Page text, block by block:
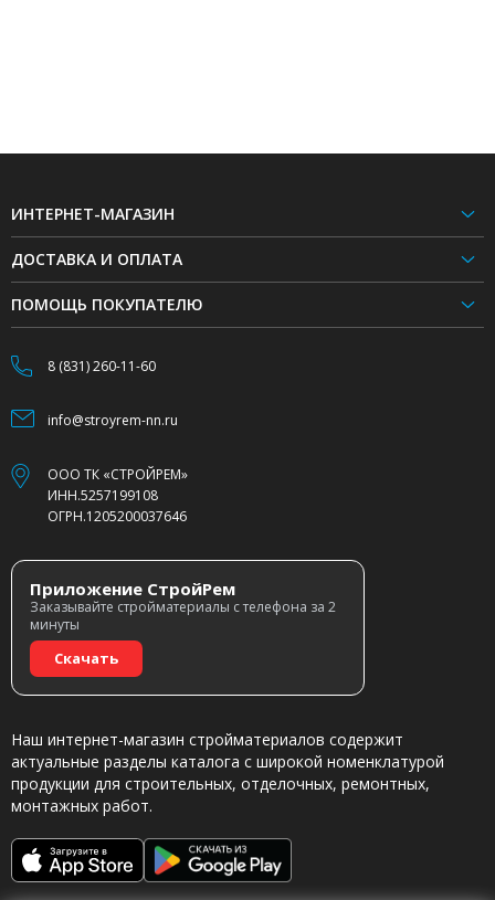
ИНТЕРНЕТ-МАГАЗИН
ДОСТАВКА И ОПЛАТА
ПОМОЩЬ ПОКУПАТЕЛЮ
8 (831) 260-11-60
info@stroyrem-nn.ru
ООО ТК «СТРОЙРЕМ»
ИНН.5257199108
ОГРН.1205200037646
Приложение СтройРем
Заказывайте стройматериалы с телефона за 2
минуты
Скачать
Наш интернет-магазин стройматериалов содержит
актуальные разделы каталога с широкой номенклатурой
продукции для строительных, отделочных, ремонтных,
монтажных работ.